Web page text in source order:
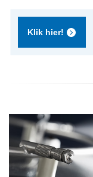
Klik hier!